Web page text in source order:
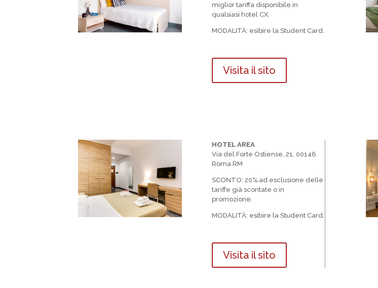
miglior tariffa disponibile in
qualsiasi hotel CX.
MODALITÀ: esibire la Student Card.
Visita il sito
HOTEL AREA
Via del Forte Ostiense, 21, 00146
Roma RM
SCONTO: 20% ad esclusione delle
tariffe già scontate o in
promozione.
MODALITÀ: esibire la Student Card.
Visita il sito